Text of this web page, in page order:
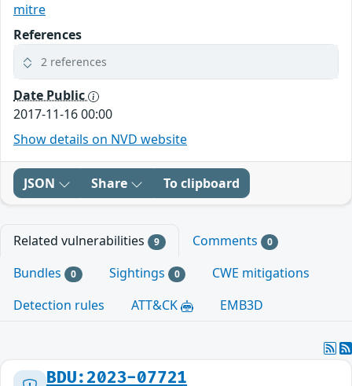
mitre
References
2 references
Date Public
2017-11-16 00:00
Show details on NVD website
JSON Share To clipboard
Related vulnerabilities 9 Comments 0
Bundles 0 Sightings 0
CWE mitigations
Detection rules
ATT&CK EMB3D
BDU:2023-07721